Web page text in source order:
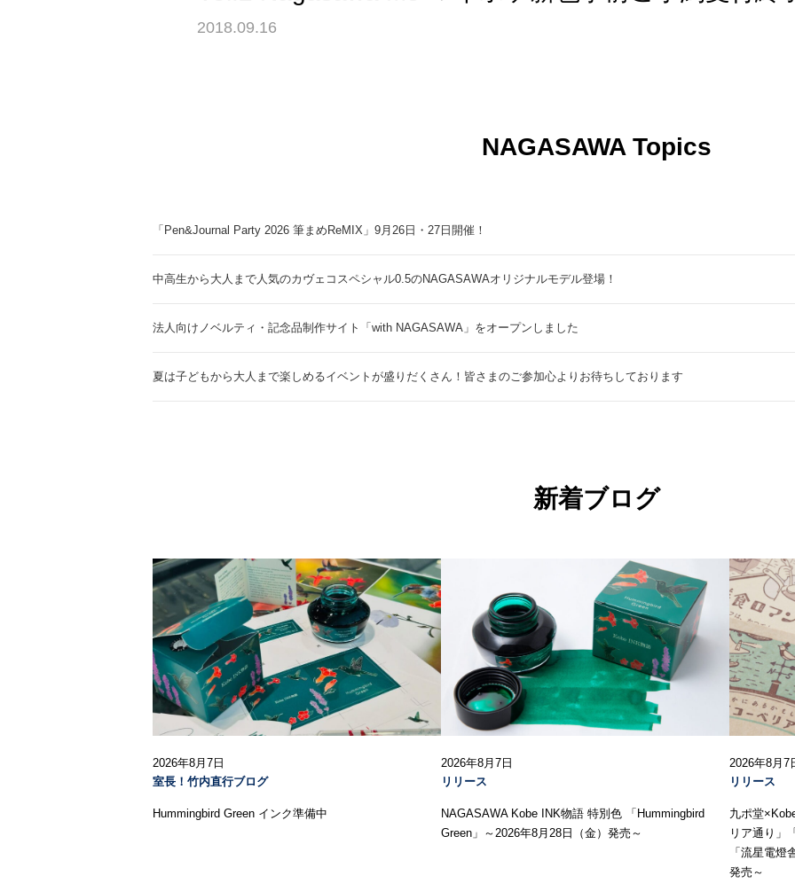
2018.09.16
NAGASAWA Topics
「Pen&Journal Party 2026 筆まめReMIX」9月26日・27日開催！
中高生から大人まで人気のカヴェコスペシャル0.5のNAGASAWAオリジナルモデル登場！
法人向けノベルティ・記念品制作サイト「with NAGASAWA」をオープンしました
夏は子どもから大人まで楽しめるイベントが盛りだくさん！皆さまのご参加心よりお待ちしております
新着ブログ
2026年8月7日
室長！竹内直行ブログ
Hummingbird Green インク準備中
2026年8月7日
リリース
NAGASAWA Kobe INK物語 特別色 「Hummingbird
Green」～2026年8月28日（金）発売～
2026年8月7
リリース
九ポ堂
リア通り」
「流星電
発売～